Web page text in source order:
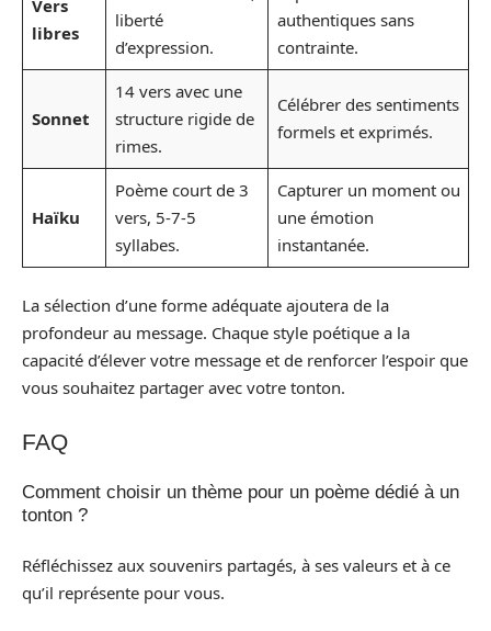
Vers
libres
liberté
d’expression.
authentiques sans
contrainte.
Sonnet
14 vers avec une
structure rigide de
rimes.
Célébrer des sentiments
formels et exprimés.
Haïku
Poème court de 3
vers, 5-7-5
syllabes.
Capturer un moment ou
une émotion
instantanée.
La sélection d’une forme adéquate ajoutera de la
profondeur au message. Chaque style poétique a la
capacité d’élever votre message et de renforcer l’espoir que
vous souhaitez partager avec votre tonton.
FAQ
Comment choisir un thème pour un poème dédié à un
tonton ?
Réfléchissez aux souvenirs partagés, à ses valeurs et à ce
qu’il représente pour vous.